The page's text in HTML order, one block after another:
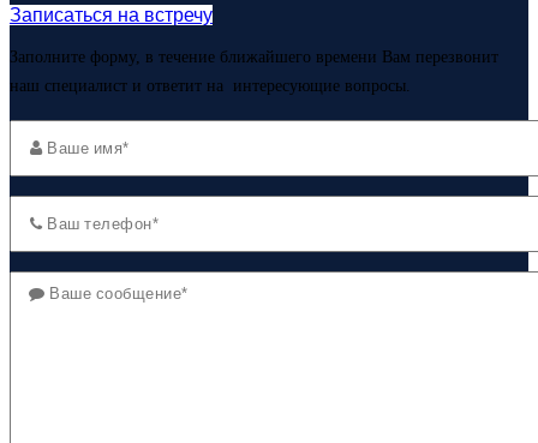
Записаться на встречу
Заполните форму, в течение ближайшего времени Вам перезвонит
наш специалист и ответит на интересующие вопросы.